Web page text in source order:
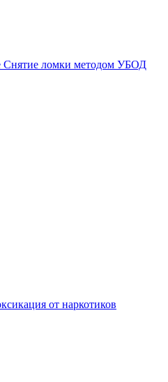
Снятие ломки методом УБОД
от наркотиков